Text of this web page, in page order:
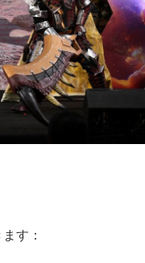
す：